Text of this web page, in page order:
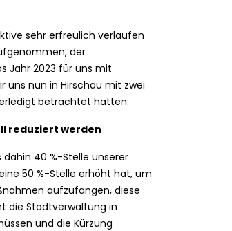
sehr erfreulich verlaufen
der
Jahr 2023 für uns mit
uns nun in Hirschau mit zwei
betrachtet hatten:
reduziert werden
40 %-Stelle unserer
50 %-Stelle erhöht hat, um
aufzufangen, diese
die Stadtverwaltung in
und die Kürzung